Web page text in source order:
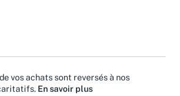
vos achats sont reversés à nos
En savoir plus